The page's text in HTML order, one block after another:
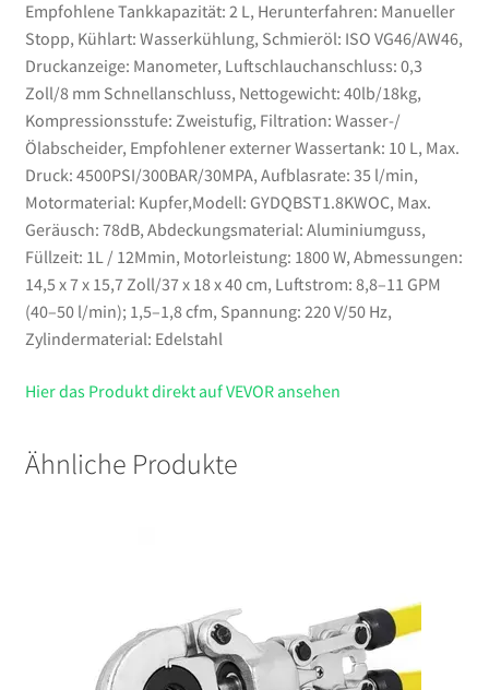
Empfohlene Tankkapazität: 2 L, Herunterfahren: Manueller
Stopp, Kühlart: Wasserkühlung, Schmieröl: ISO VG46/AW46,
Druckanzeige: Manometer, Luftschlauchanschluss: 0,3
Zoll/8 mm Schnellanschluss, Nettogewicht: 40lb/18kg,
Kompressionsstufe: Zweistufig, Filtration: Wasser-/
Ölabscheider, Empfohlener externer Wassertank: 10 L, Max.
Druck: 4500PSI/300BAR/30MPA, Aufblasrate: 35 l/min,
Motormaterial: Kupfer,Modell: GYDQBST1.8KWOC, Max.
Geräusch: 78dB, Abdeckungsmaterial: Aluminiumguss,
Füllzeit: 1L / 12Mmin, Motorleistung: 1800 W, Abmessungen:
14,5 x 7 x 15,7 Zoll/37 x 18 x 40 cm, Luftstrom: 8,8–11 GPM
(40–50 l/min); 1,5–1,8 cfm, Spannung: 220 V/50 Hz,
Zylindermaterial: Edelstahl
Hier das Produkt direkt auf VEVOR ansehen
Ähnliche Produkte